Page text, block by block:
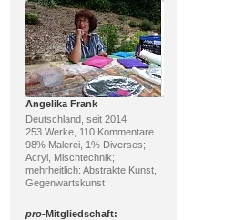
Angelika Frank
Deutschland, seit 2014
253 Werke, 110 Kommentare
98% Malerei, 1% Diverses;
Acryl, Mischtechnik;
mehrheitlich: Abstrakte Kunst,
Gegenwartskunst
pro-Mitgliedschaft: